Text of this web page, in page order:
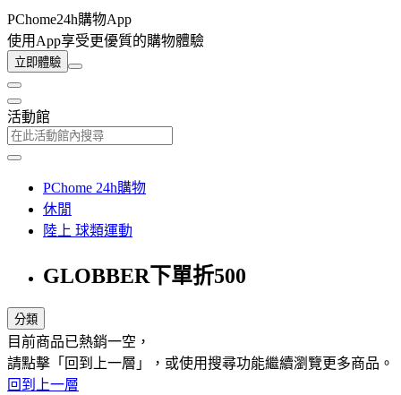
PChome24h購物App
使用App享受更優質的購物體驗
立即體驗
活動館
PChome 24h購物
休閒
陸上 球類運動
GLOBBER下單折500
分類
目前商品已熱銷一空，
請點擊「回到上一層」，或使用搜尋功能繼續瀏覽更多商品。
回到上一層